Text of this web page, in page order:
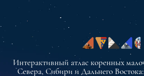
Интерактивный атлас коренных
Севера, Сибири и Дальнего